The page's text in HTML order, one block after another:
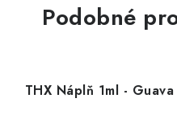
Podobné
THX Náplň 1ml -